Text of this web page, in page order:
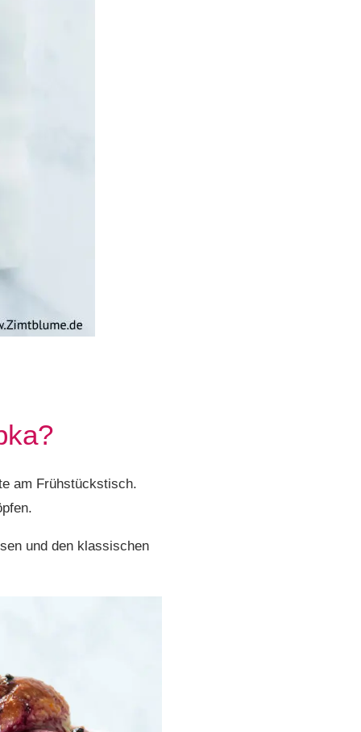
am Frühstückstisch.
und den klassischen